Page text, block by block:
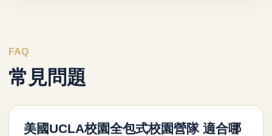
FAQ
常見問題
美國UCLA校園全包式校園營隊 適合哪